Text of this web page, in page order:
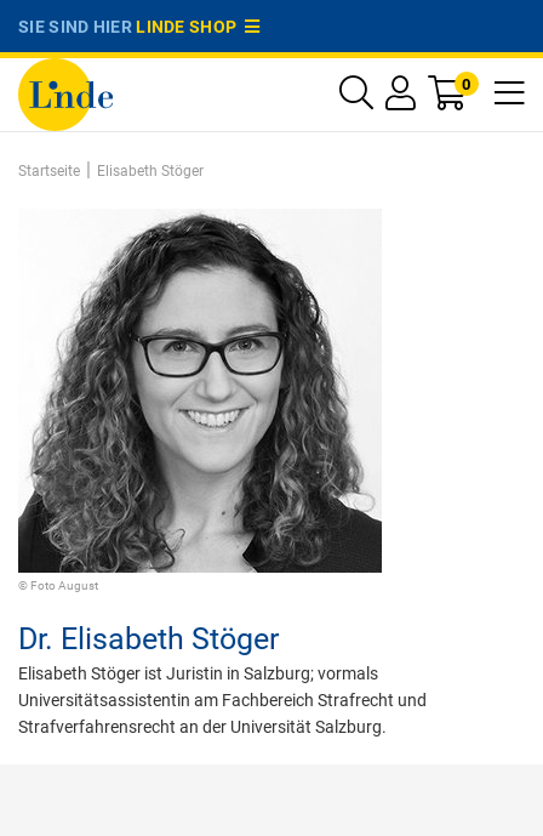
SIE SIND HIERLINDE SHOP
0
Startseite | Elisabeth Stöger
© Foto August
Dr. Elisabeth Stöger
Elisabeth Stöger ist Juristin in Salzburg; vormals
Universitätsassistentin am Fachbereich Strafrecht und
Strafverfahrensrecht an der Universität Salzburg.